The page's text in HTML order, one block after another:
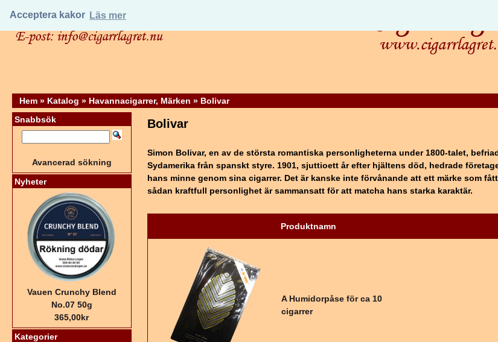
Acceptera kakor Läs mer
Hem » Katalog » Havannacigarrer, Märken » Bolivar
Bolivar
Simon Bolivar, en av de största romantiska personligheterna under 1800-talet,
Sydamerika från spanskt styre. 1901, sjuttioett år efter hjältens död, hedrade
hans minne genom sina cigarrer. Det är kanske inte förvånande att ett märke som
sådan kraftfull personlighet är sammansatt för att matcha hans starka karaktär.
Produktnamn
A Humidorpåse för ca 10
cigarrer
Snabbsök
Avancerad sökning
Nyheter
Vauen Crunchy Blend
No.07 50g
365,00kr
Kategorier